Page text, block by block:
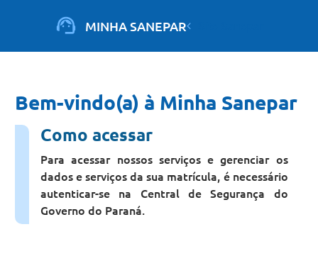
principal
MINHA SANEPAR
Bem-vindo(a) à Minha Sanepar
Como acessar
Para acessar nossos serviços e gerenciar os
dados e serviços da sua matrícula, é necessário
autenticar-se na Central de Segurança do
Governo do Paraná.